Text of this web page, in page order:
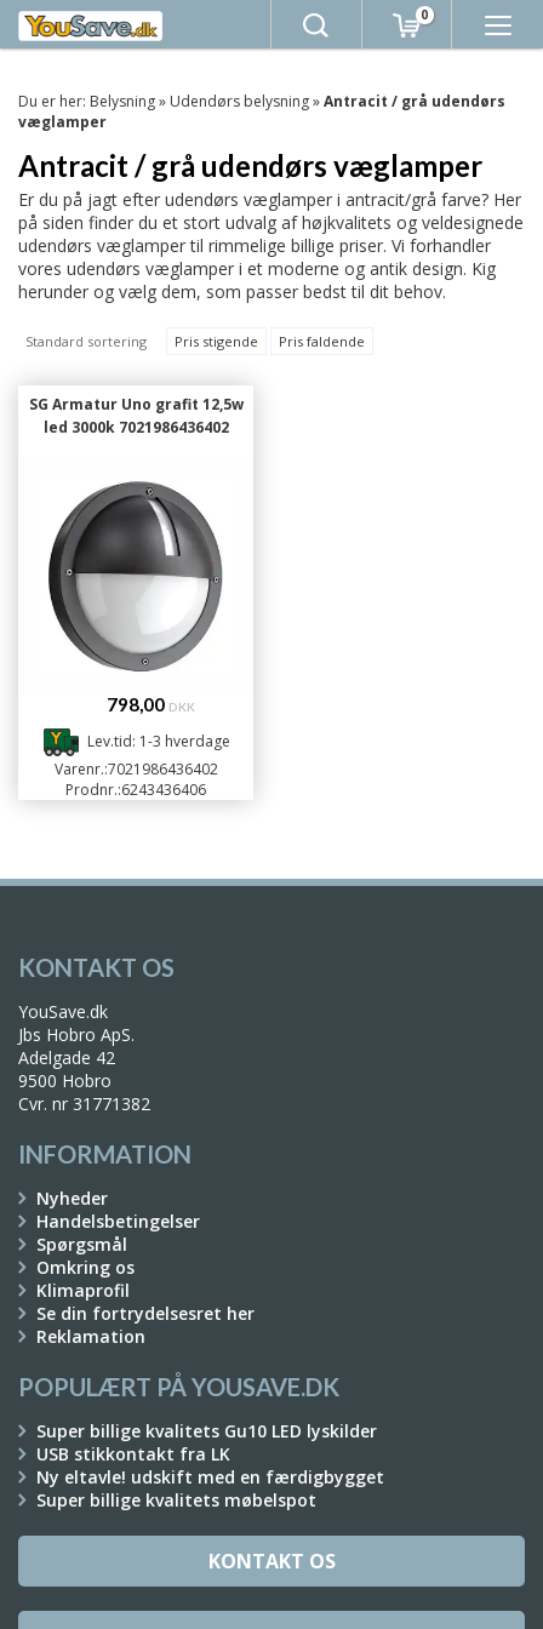
0
Du er her: Belysning» Udendørs belysning»Antracit / grå udendørs
væglamper
Antracit / grå udendørs væglamper
Er du på jagt efter udendørs væglamper i antracit/grå farve? Her
på siden finder du et stort udvalg af højkvalitets og veldesignede
udendørs væglamper til rimmelige billige priser. Vi forhandler
vores udendørs væglamper i et moderne og antik design. Kig
herunder og vælg dem, som passer bedst til dit behov.
Standard sortering Pris stigende Pris faldende
Datablad
SG Armatur Uno grafit 12,5w
led 3000k 7021986436402
798,00 DKK
Lev.tid: 1-3 hverdage
Varenr.:7021986436402
Prodnr.:6243436406
KONTAKT OS
YouSave.dk
Jbs Hobro ApS.
Adelgade 42
9500 Hobro
Cvr. nr 31771382
INFORMATION
Nyheder
Handelsbetingelser
Spørgsmål
Omkring os
Klimaprofil
Se din fortrydelsesret her
Reklamation
POPULÆRT PÅ YOUSAVE.DK
Super billige kvalitets Gu10 LED lyskilder
USB stikkontakt fra LK
Ny eltavle! udskift med en færdigbygget
Super billige kvalitets møbelspot
KONTAKT OS